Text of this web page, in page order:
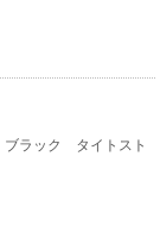
ブラック タイトスト